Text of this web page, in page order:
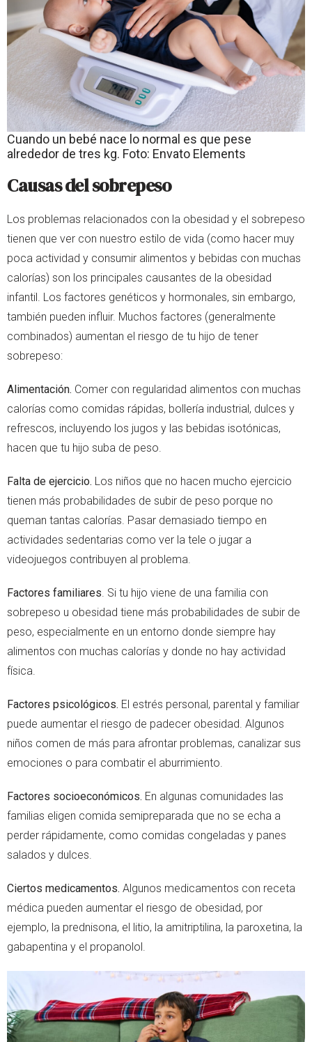
Cuando un bebé nace lo normal es que pese
alrededor de tres kg. Foto: Envato Elements
Causas del sobrepeso
Los problemas relacionados con la obesidad y el sobrepeso
tienen que ver con nuestro estilo de vida (como hacer muy
poca actividad y consumir alimentos y bebidas con muchas
calorías) son los principales causantes de la obesidad
infantil. Los factores genéticos y hormonales, sin embargo,
también pueden influir. Muchos factores (generalmente
combinados) aumentan el riesgo de tu hijo de tener
sobrepeso:
Alimentación. Comer con regularidad alimentos con muchas
calorías como comidas rápidas, bollería industrial, dulces y
refrescos, incluyendo los jugos y las bebidas isotónicas,
hacen que tu hijo suba de peso.
Falta de ejercicio. Los niños que no hacen mucho ejercicio
tienen más probabilidades de subir de peso porque no
queman tantas calorías. Pasar demasiado tiempo en
actividades sedentarias como ver la tele o jugar a
videojuegos contribuyen al problema.
Factores familiares . Si tu hijo viene de una familia con
sobrepeso u obesidad tiene más probabilidades de subir de
peso, especialmente en un entorno donde siempre hay
alimentos con muchas calorías y donde no hay actividad
física.
Factores psicológicos. El estrés personal, parental y familiar
puede aumentar el riesgo de padecer obesidad. Algunos
niños comen de más para afrontar problemas, canalizar sus
emociones o para combatir el aburrimiento.
Factores socioeconómicos. En algunas comunidades las
familias eligen comida semipreparada que no se echa a
perder rápidamente, como comidas congeladas y panes
salados y dulces.
Ciertos medicamentos. Algunos medicamentos con receta
médica pueden aumentar el riesgo de obesidad, por
ejemplo, la prednisona, el litio, la amitriptilina, la paroxetina, la
gabapentina y el propanolol.